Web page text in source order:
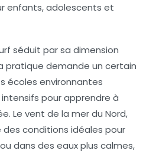
enfants, adolescents et
séduit par sa dimension
pratique demande un certain
écoles environnantes
pour apprendre à
Le vent de la mer du Nord,
conditions idéales pour
dans des eaux plus calmes,